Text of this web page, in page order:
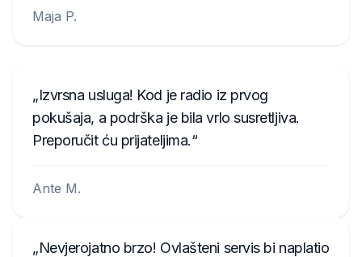
Maja P.
Izvrsna usluga! Kod je radio iz prvog
pokušaja, a podrška je bila vrlo susretljiva.
Preporučit ću prijateljima.
Ante M.
Nevjerojatno brzo! Ovlašteni servis bi naplatio